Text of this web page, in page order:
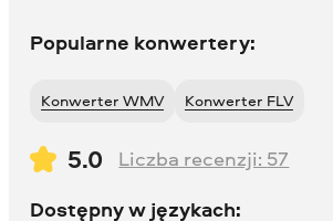
Popularne konwertery:
Konwerter WMV Konwerter FLV
5.0 Liczba recenzji: 57
Dostępny w językach: